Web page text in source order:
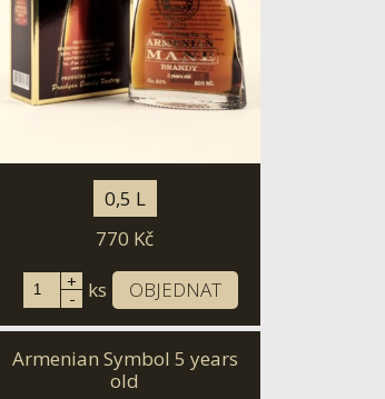
0,5 L
770 Kč
+
- ks OBJEDNAT
Armenian Symbol 5 years
old